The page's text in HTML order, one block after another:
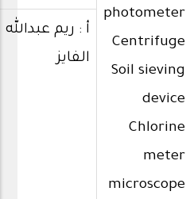
photometer
Centrifuge
Soil sieving
device
Chlorine
meter
microscope
أ : ريم عبدالله
الفايز